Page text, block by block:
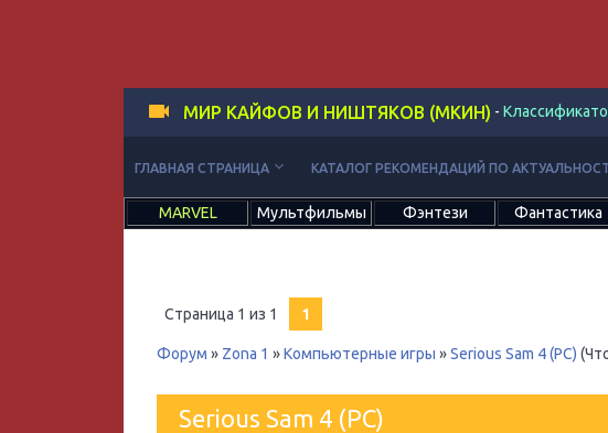
МИР КАЙФОВ И НИШТЯКОВ (МКИН) -
ГЛАВНАЯ СТРАНИЦА keyboard_arrow_down КАТАЛОГ РЕКОМЕНДАЦИЙ ПО
MARVEL Мультфильмы Фэнтези Фантастика
Страница 1 из 1 1
Форум » Zona 1 »Компьютерные игры »Serious Sam 4 (PC)
Serious Sam 4 (PC)